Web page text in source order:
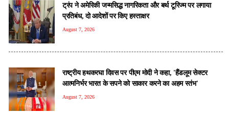
ट्रंप ने अमेरिकी जन्मसिद्ध नागरिकता और बर्थ टूरिज्म पर लगाया
प्रतिबंध, दो आदेशों पर किए हस्ताक्षर
August 7, 2026
राष्ट्रीय हथकरघा दिवस पर पीएम मोदी ने कहा, 'हैंडलूम सेक्टर
आत्मनिर्भर भारत के सपने को साकार करने का अहम स्तंभ'
August 7, 2026